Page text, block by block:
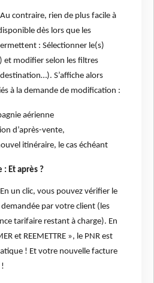
Au contraire, rien de plus facile à
dès lors que les
: Sélectionner le(s)
et modifier selon les filtres
S’affiche alors
à la demande de modification :
aérienne
d’après-vente,
itinéraire, le cas échéant
Et après ?
En un clic, vous pouvez vérifier le
par votre client (les
tarifaire restant à charge). En
et REEMETTRE », le PNR est
! Et votre nouvelle facture
!